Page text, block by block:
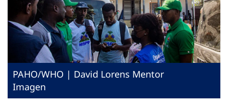
PAHO/WHO | David Lorens Mentor
Imagen